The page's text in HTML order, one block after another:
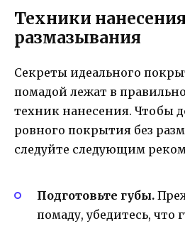
Техники
размазывания
Секреты идеального
помадой лежат в
техник нанесения. Чтобы
ровного покрытия без
следуйте следующим
Подготовьте губы.
помаду, убедитесь, что